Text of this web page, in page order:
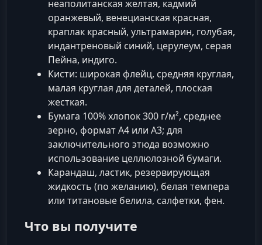
неаполитанская желтая, кадмий
оранжевый, венецианская красная,
краплак красный, ультрамарин, голубая,
индантреновый синий, церулеум, серая
Пейна, индиго.
Кисти: широкая флейц, средняя круглая,
малая круглая для деталей, плоская
жесткая.
Бумага 100% хлопок 300 г/м², среднее
зерно, формат А4 или А3; для
заключительного этюда возможно
использование целлюлозной бумаги.
Карандаш, ластик, резервирующая
жидкость (по желанию), белая темпера
или титановые белила, салфетки, фен.
Что вы получите